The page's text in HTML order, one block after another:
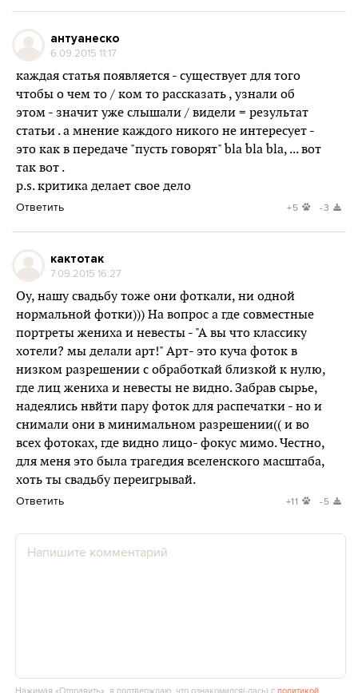
антуанеско
6.09.2015 11:17
каждая статья появляется - существует для того
чтобы о чем то / ком то рассказать , узнали об
этом - значит уже слышали / видели = результат
статьи . а мнение каждого никого не интересует -
это как в передаче "пусть говорят" bla bla bla, ... вот
так вот .
p.s. критика делает свое дело
Ответить +5 -3
кактотак
7.09.2015 16:27
Оу, нашу свадьбу тоже они фоткали, ни одной
нормальной фотки))) На вопрос а где совместные
портреты жениха и невесты - "А вы что классику
хотели? мы делали арт!" Арт- это куча фоток в
низком разрешении с обработкай близкой к нулю,
где лиц жениха и невесты не видно. Забрав сырье,
надеялись нвйти пару фоток для распечатки - но и
снимали они в минимальном разрешении(( и во
всех фотоках, где видно лицо- фокус мимо. Честно,
для меня это была трагедия вселенского масштаба,
хоть ты свадьбу переигрывай.
Ответить +11 -5